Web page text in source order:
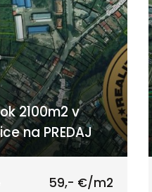
2100m2 v
na PREDAJ
59,- €/m2